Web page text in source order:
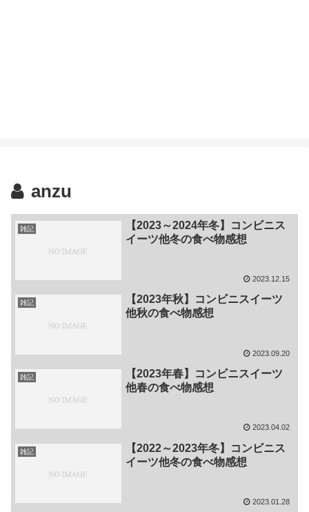
anzu
雑記
【2023～2024年冬】コンビニス
イーツ他冬の食べ物感想
2023.12.15
雑記
【2023年秋】コンビニスイーツ
他秋の食べ物感想
2023.09.20
雑記
【2023年春】コンビニスイーツ
他春の食べ物感想
2023.04.02
雑記
【2022～2023年冬】コンビニス
イーツ他冬の食べ物感想
2023.01.28